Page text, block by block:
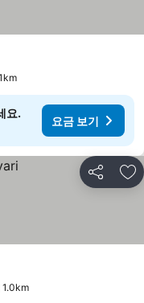
요.
요금 보기
공유 즐
1.0km